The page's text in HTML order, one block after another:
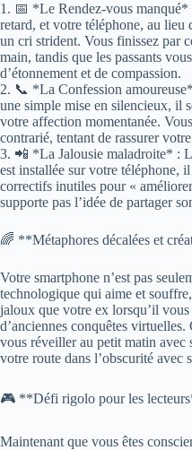
1. 📅 *Le Rendez-vous manqué*
retard, et votre téléphone, au lieu
un cri strident. Vous finissez par
main, tandis que les passants
d’étonnement et de compassion.
2. 📞 *La Confession
une simple mise en silencieux, il
votre affection momentanée.
contrarié, tentant de rassurer
3. 📲 *La Jalousie maladroite* :
est installée sur votre téléphone,
correctifs inutiles pour «
supporte pas l’idée de partager
🌈 **Métaphores décalées et
Votre smartphone n’est pas
technologique qui aime et
jaloux que votre ex lorsqu’il
d’anciennes conquêtes
vous réveiller au petit matin avec
votre route dans l’obscurité avec
🎮 **Défi rigolo pour les
Maintenant que vous êtes